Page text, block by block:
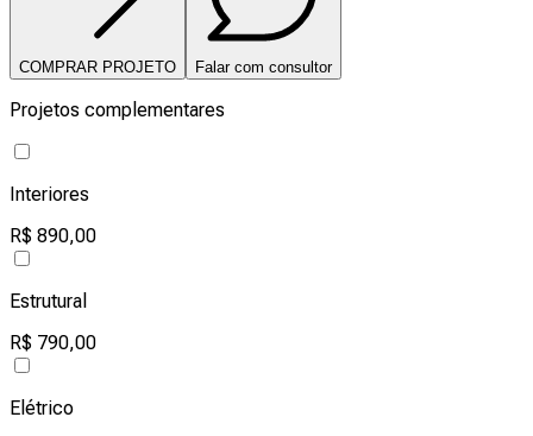
COMPRAR PROJETO Falar com consultor
Projetos complementares
Interiores
R$ 890,00
Estrutural
R$ 790,00
Elétrico